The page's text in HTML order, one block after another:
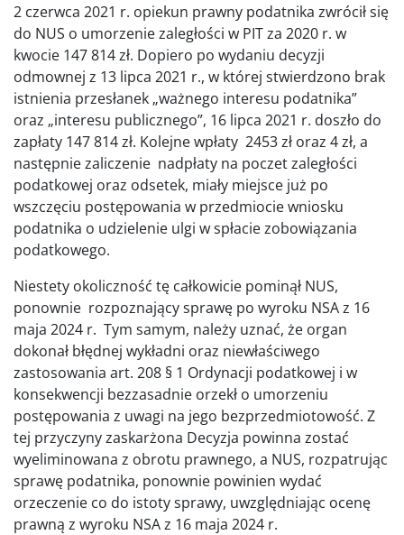
2 czerwca 2021 r. opiekun prawny podatnika zwrócił się
do NUS o umorzenie zaległości w PIT za 2020 r. w
kwocie 147 814 zł. Dopiero po wydaniu decyzji
odmownej z 13 lipca 2021 r., w której stwierdzono brak
istnienia przesłanek „ważnego interesu podatnika”
oraz „interesu publicznego”, 16 lipca 2021 r. doszło do
zapłaty 147 814 zł. Kolejne wpłaty 2453 zł oraz 4 zł, a
następnie zaliczenie nadpłaty na poczet zaległości
podatkowej oraz odsetek, miały miejsce już po
wszczęciu postępowania w przedmiocie wniosku
podatnika o udzielenie ulgi w spłacie zobowiązania
podatkowego.
Niestety okoliczność tę całkowicie pominął NUS,
ponownie rozpoznający sprawę po wyroku NSA z 16
maja 2024 r. Tym samym, należy uznać, że organ
dokonał błędnej wykładni oraz niewłaściwego
zastosowania art. 208 § 1 Ordynacji podatkowej i w
konsekwencji bezzasadnie orzekł o umorzeniu
postępowania z uwagi na jego bezprzedmiotowość. Z
tej przyczyny zaskarżona Decyzja powinna zostać
wyeliminowana z obrotu prawnego, a NUS, rozpatrując
sprawę podatnika, ponownie powinien wydać
orzeczenie co do istoty sprawy, uwzględniając ocenę
prawną z wyroku NSA z 16 maja 2024 r.